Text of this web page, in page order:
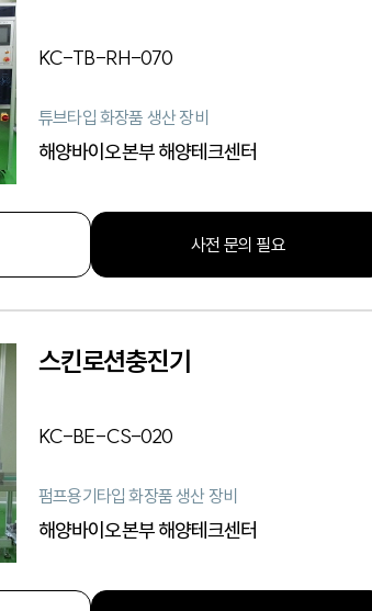
KC-TB-RH-070
튜브타입 화장품 생산 장비
해양바이오본부 해양테크센터
사전 문의 필요
스킨로션충진기
KC-BE-CS-020
펌프용기타입 화장품 생산 장비
해양바이오본부 해양테크센터